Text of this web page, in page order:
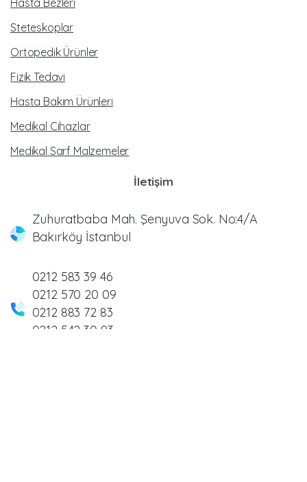
Steteskoplar
Ortopedik Ürünler
Fizik Tedavi
Hasta Bakım Ürünleri
Medikal Cihazlar
Medikal Sarf Malzemeler
İletişim
Zuhuratbaba Mah. Şenyuva Sok. No:4/A
Bakırköy İstanbul
0212 583 39 46
0212 570 20 09
0212 883 72 83
0212 542 30 93